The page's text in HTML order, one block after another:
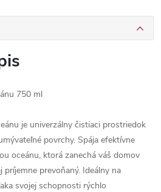
750 ml
je univerzálny čistiaci prostriedok
povrchy. Spája efektívne
oceánu, ktorá zanechá váš domov
príjemne prevoňaný. Ideálny na
svojej schopnosti rýchlo